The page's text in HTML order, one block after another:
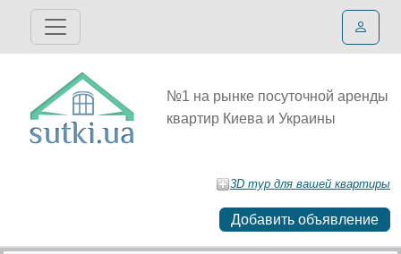
№1 на рынке посуточной аренды
квартир Киева и Украины
3D тур для вашей квартиры
Добавить объявление